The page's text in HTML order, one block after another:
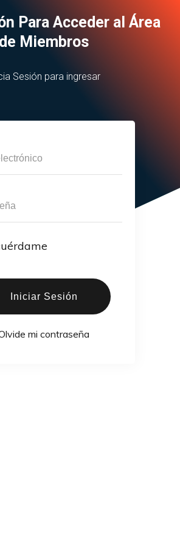
Para Acceder al Área
de Miembros
Sesión para ingresar
Iniciar Sesión
mi contraseña